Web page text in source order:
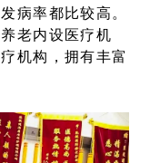
病率都比较高。
老内设医疗机
机构，拥有丰富